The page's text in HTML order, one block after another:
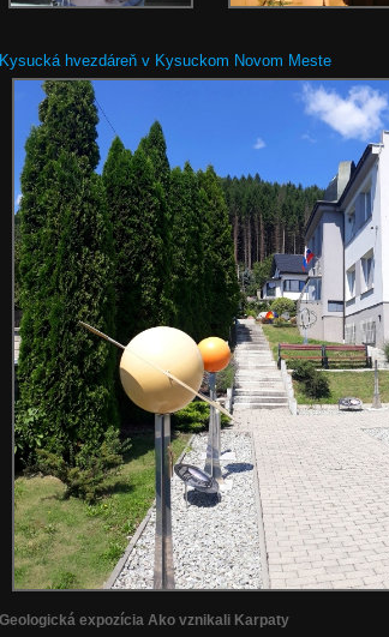
hvezdáreň v Kysuckom Novom Meste
expozícia Ako vznikali Karpaty